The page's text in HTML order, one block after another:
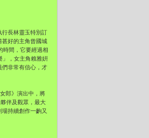
行長林靈玉特別訂
甚好的主角曾國城
時間，它要經過相
」，女主角賴雅姸
們非常有信心，才
郎》演出中，將
伴及觀眾，最大
持續創作一齣又